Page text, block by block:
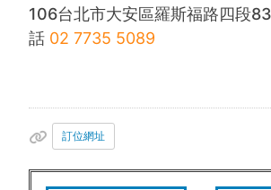
106台北市大安區羅斯福路四段
話 02 7735 5089
訂位網址